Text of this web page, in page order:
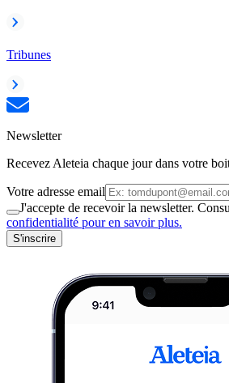
Tribunes
Newsletter
Recevez Aleteia chaque jour dans votre
Votre adresse email
J'accepte de recevoir la newsletter.
confidentialité pour en savoir plus.
S'inscrire